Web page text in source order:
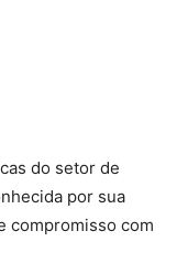
do setor de
por sua
compromisso com